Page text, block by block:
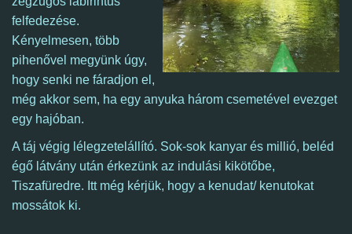
felfedezése.
Kényelmesen, több
pihenővel megyünk úgy,
hogy senki ne fáradjon el,
még akkor sem, ha egy anyuka három csemetével evezget
egy hajóban.
A táj végig lélegzetelállító. Sok-sok kanyar és millió, beléd
égő látvány után érkezünk az indulási kikötőbe,
Tiszafüredre. Itt még kérjük, hogy a kenudat/ kenutokat
mossátok ki.